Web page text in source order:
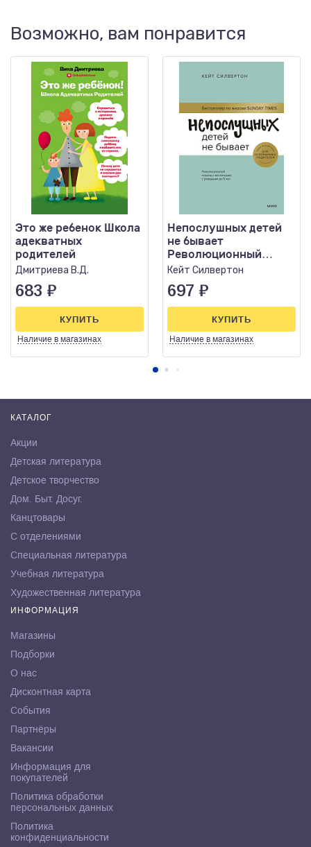
Возможно, вам понравится
Это же ребенок Школа
адекватных
родителей
Дмитриева В.Д.
683 ₽
Наличие в магазинах
КУПИТЬ
Непослушных детей
не бывает
Революционный
подход к воспитанию
Кейт Силвертон
697 ₽
Наличие в магазинах
КУПИТЬ
КАТАЛОГ
Акции
Детская литература
Детское творчество
Дом. Быт. Досуг.
Канцтовары
С отделениями
Специальная литература
Учебная литература
Художественная литература
ИНФОРМАЦИЯ
Магазины
Подборки
О нас
Дисконтная карта
События
Партнёры
Вакансии
Информация для
покупателей
Политика обработки
персональных данных
Политика
конфиденциальности